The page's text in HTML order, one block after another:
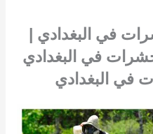
في البغدادي |
في البغدادي
في البغدادي